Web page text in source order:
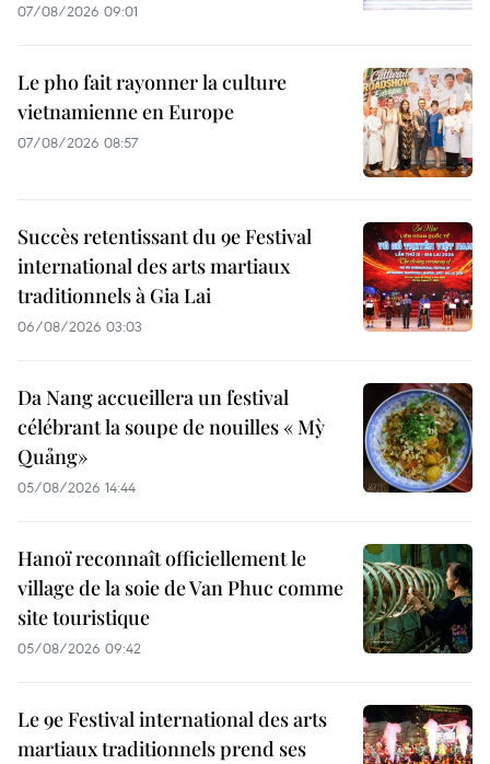
07/08/2026 09:01
Le pho fait rayonner la culture
vietnamienne en Europe
07/08/2026 08:57
Succès retentissant du 9e Festival
international des arts martiaux
traditionnels à Gia Lai
06/08/2026 03:03
Da Nang accueillera un festival
célébrant la soupe de nouilles « Mỳ
Quảng»
05/08/2026 14:44
Hanoï reconnaît officiellement le
village de la soie de Van Phuc comme
site touristique
05/08/2026 09:42
Le 9e Festival international des arts
martiaux traditionnels prend ses